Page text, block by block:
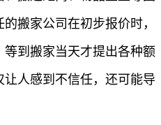
搬家公司在初步报价时，
到搬家当天才提出各种额
人感到不信任，还可能导